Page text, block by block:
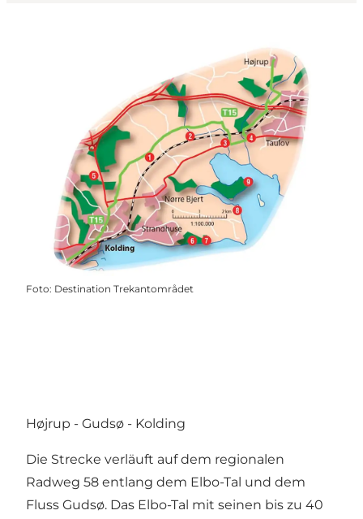
Foto: Destination Trekantområdet
Højrup - Gudsø - Kolding
Die Strecke verläuft auf dem regionalen
Radweg 58 entlang dem Elbo-Tal und dem
Fluss Gudsø. Das Elbo-Tal mit seinen bis zu 40